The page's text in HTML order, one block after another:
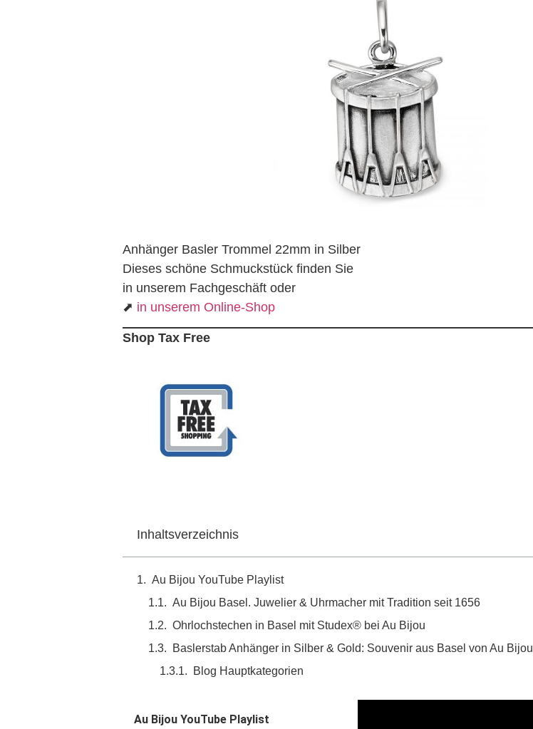
Anhänger Basler Trommel 22mm in Silber
Dieses schöne Schmuckstück finden Sie
in unserem Fachgeschäft oder
⬈ in unserem Online-Shop
Shop Tax Free
Inhaltsverzeichnis
Au Bijou YouTube Playlist
Au Bijou Basel. Juwelier & Uhrmacher mit Tradition seit 1656
Ohrlochstechen in Basel mit Studex® bei Au Bijou
Baslerstab Anhänger in Silber & Gold: Souvenir aus Basel von Au Bijou
Blog Hauptkategorien
Au Bijou YouTube Playlist